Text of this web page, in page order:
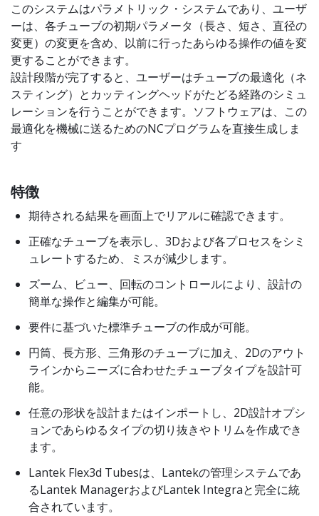
このシステムはパラメトリック・システムであり、ユーザ
ーは、各チューブの初期パラメータ（長さ、短さ、直径の
変更）の変更を含め、以前に行ったあらゆる操作の値を変
更することができます。
設計段階が完了すると、ユーザーはチューブの最適化（ネ
スティング）とカッティングヘッドがたどる経路のシミュ
レーションを行うことができます。ソフトウェアは、この
最適化を機械に送るためのNCプログラムを直接生成しま
す
特徴
期待される結果を画面上でリアルに確認できます。
正確なチューブを表示し、3Dおよび各プロセスをシミ
ュレートするため、ミスが減少します。
ズーム、ビュー、回転のコントロールにより、設計の
簡単な操作と編集が可能。
要件に基づいた標準チューブの作成が可能。
円筒、長方形、三角形のチューブに加え、2Dのアウト
ラインからニーズに合わせたチューブタイプを設計可
能。
任意の形状を設計またはインポートし、2D設計オプシ
ョンであらゆるタイプの切り抜きやトリムを作成でき
ます。
Lantek Flex3d Tubesは、Lantekの管理システムであ
るLantek ManagerおよびLantek Integraと完全に統
合されています。